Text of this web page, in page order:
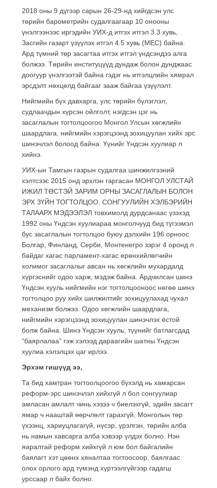
2018 оны 9 дүгээр сарын 26-29-нд хийгдсэн улс
төрийн барометрийн судалгаагаар 10 онооны
үнэлгээнээс иргэдийн УИХ-д итгэх итгэл 3.3 хувь,
Засгийн газарт үзүүлэх итгэл 4.5 хувь (МЕС) байна.
Ард түмний төр засагтаа итгэх итгэл үндсэндээ алга
болжээ. Төрийн институцүүд дундаж болон дунджаас
доогуур үнэлгээтэй байна гэдэг нь итгэлцлийн хямрал
эрсдэлт нөхцөлд байгааг зааж байгаа үзүүлэлт.
Нийгмийн бүх давхарга, улс төрийн бүлэглэл,
судлаачдын хүрсэн ойлголт, нэгдсэн цэг нь
засаглалын тогтолцоогоо Монгол Улсын хөгжлийн
шаардлага, нийгмийн хэрэгцээнд зохицуулан хийх эрс
шинэчлэл болоод байна. Үүнийг Үндсэн хуулиар л
хийнэ.
УИХ-ын Тамгын газрын судалгаа шинжилгээний
хэлтсээс 2015 онд эрхлэн гаргасан МОНГОЛ УЛСТАЙ
ИЖИЛ ТӨСТЭЙ ЗАРИМ ОРНЫ ЗАСАГЛАЛЫН БОЛОН
ЭРХ ЗҮЙН ТОГТОЛЦОО, СОНГУУЛИЙН ХЭЛБЭРИЙН
ТАЛААРХ МЭДЭЭЛЭЛ товхимолд дурдсанаас үзэхэд
1992 оны Үндсэн хуулиараа монголчууд бид түгээмэл
бус засаглалын тогтолцоо буюу дэлхийн 196 орноос
Болгар, Финланд, Серби, Монтенегро зэрэг 4 оронд л
байдаг хагас парламент-хагас ерөнхийлөгчийн
холимог засаглалыг авсан нь хөгжлийн мухардалд
хүргэснийг одоо харж, мэдэж байна. Ардчилсан шинэ
Үндсэн хууль нийгмийн нэг тогтолцооноос нөгөө шинэ
тогтолцоо руу хийх шилжилтийг зохицуулахад чухал
механизм болжээ. Одоо хөгжлийн шаардлага,
нийгмийн хэрэгцээнд зохицуулан шинэчлэх ёстой
болж байна. Шинэ Үндсэн хууль, түүнийг батлагсдад
“баярлалаа” гэж хэлээд дараагийн шатны Үндсэн
хуулиа хэлэлцэх цаг ирлээ.
Эрхэм гишүүд ээ,
Та бид хамтран тогтоолцоогоо бүхэлд нь хамарсан
реформ-эрс шинэчлэл хийхгүй л бол сонгуулиар
амласан амлалт чинь хэзээ ч биелэхгүй, эдийн засагт
ямар ч нааштай өөрчлөлт гарахгүй, Монголын төр
үхээнц, хариуцлагагүй, нүсэр, үрэлгэн, төрийн алба
нь намын хавсарга алба хэвээр үлдэх болно. Нэн
яаралтай реформ хийхгүй л юм бол байгалийн
баялагт хэт цөөнх хяналтаа тогтоосоор, баялгаас
олох орлого ард түмэнд хүртээлгүйгээр гадагш
урссаар л байх болно.